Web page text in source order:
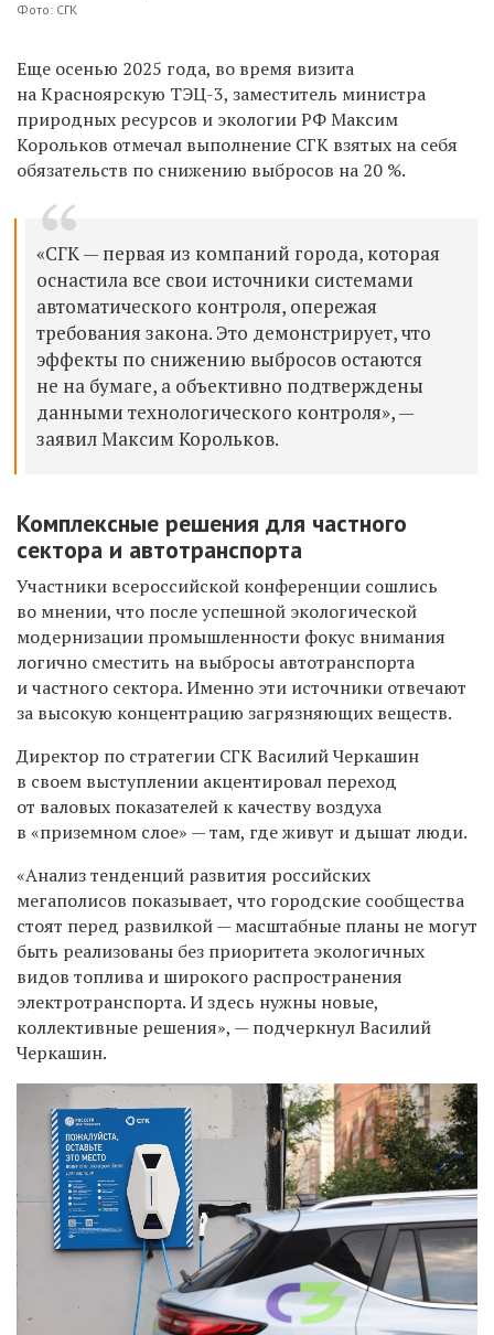
Фото: СГК
Еще осенью 2025 года, во время визита
на Красноярскую ТЭЦ-3, заместитель министра
природных ресурсов и экологии РФ Максим
Корольков отмечал выполнение СГК взятых на себя
обязательств по снижению выбросов на 20 %.
«СГК — первая из компаний города, которая
оснастила все свои источники системами
автоматического контроля, опережая
требования закона. Это демонстрирует, что
эффекты по снижению выбросов остаются
не на бумаге, а объективно подтверждены
данными технологического контроля», —
заявил Максим Корольков.
Комплексные решения для частного
сектора и автотранспорта
Участники всероссийской конференции сошлись
во мнении, что после успешной экологической
модернизации промышленности фокус внимания
логично сместить на выбросы автотранспорта
и частного сектора. Именно эти источники отвечают
за высокую концентрацию загрязняющих веществ.
Директор по стратегии СГК Василий Черкашин
в своем выступлении акцентировал переход
от валовых показателей к качеству воздуха
в «приземном слое» — там, где живут и дышат люди.
«Анализ тенденций развития российских
мегаполисов показывает, что городские сообщества
стоят перед развилкой — масштабные планы не могут
быть реализованы без приоритета экологичных
видов топлива и широкого распространения
электротранспорта. И здесь нужны новые,
коллективные решения», — подчеркнул Василий
Черкашин.